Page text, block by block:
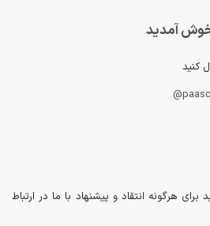
آمدید
کنید
هرگونه انتقاد و پیشنهاد با ما در ارتباط